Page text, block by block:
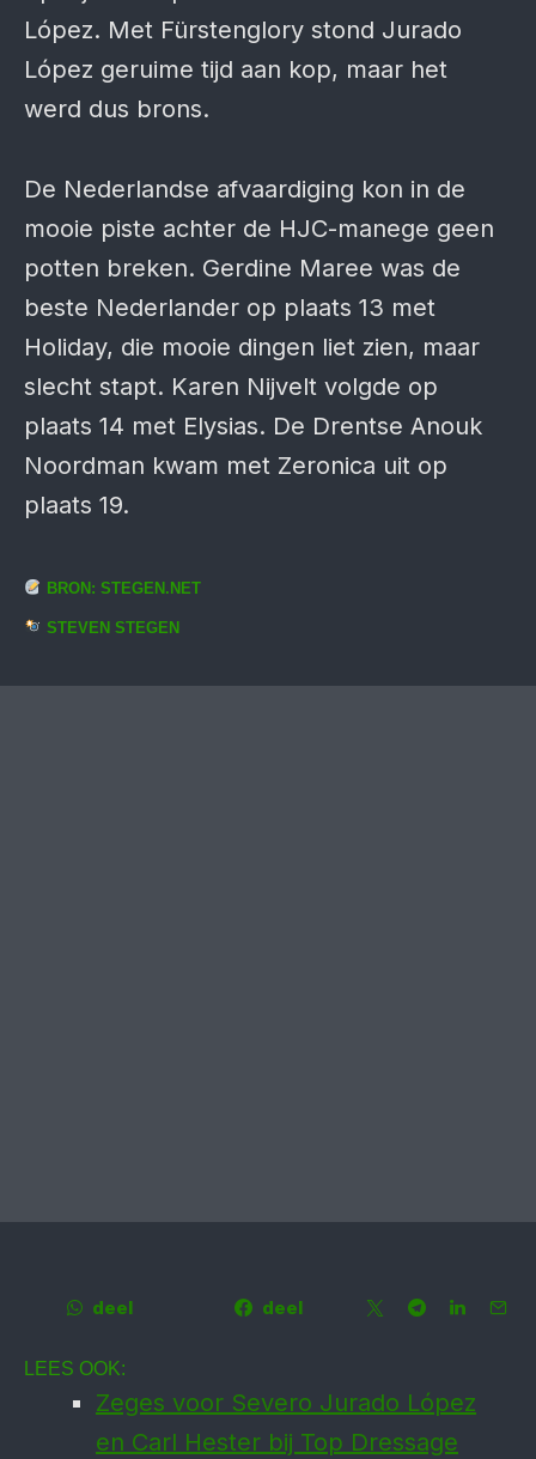
López. Met Fürstenglory stond Jurado
López geruime tijd aan kop, maar het
werd dus brons.
De Nederlandse afvaardiging kon in de
mooie piste achter de HJC-manege geen
potten breken. Gerdine Maree was de
beste Nederlander op plaats 13 met
Holiday, die mooie dingen liet zien, maar
slecht stapt. Karen Nijvelt volgde op
plaats 14 met Elysias. De Drentse Anouk
Noordman kwam met Zeronica uit op
plaats 19.
BRON: STEGEN.NET
STEVEN STEGEN
deel deel
LEES OOK:
Zeges voor Severo Jurado López
en Carl Hester bij Top Dressage